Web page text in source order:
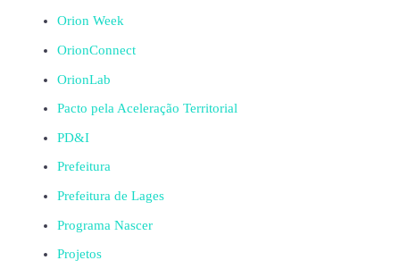
Orion Week
OrionConnect
OrionLab
Pacto pela Aceleração Territorial
PD&I
Prefeitura
Prefeitura de Lages
Programa Nascer
Projetos